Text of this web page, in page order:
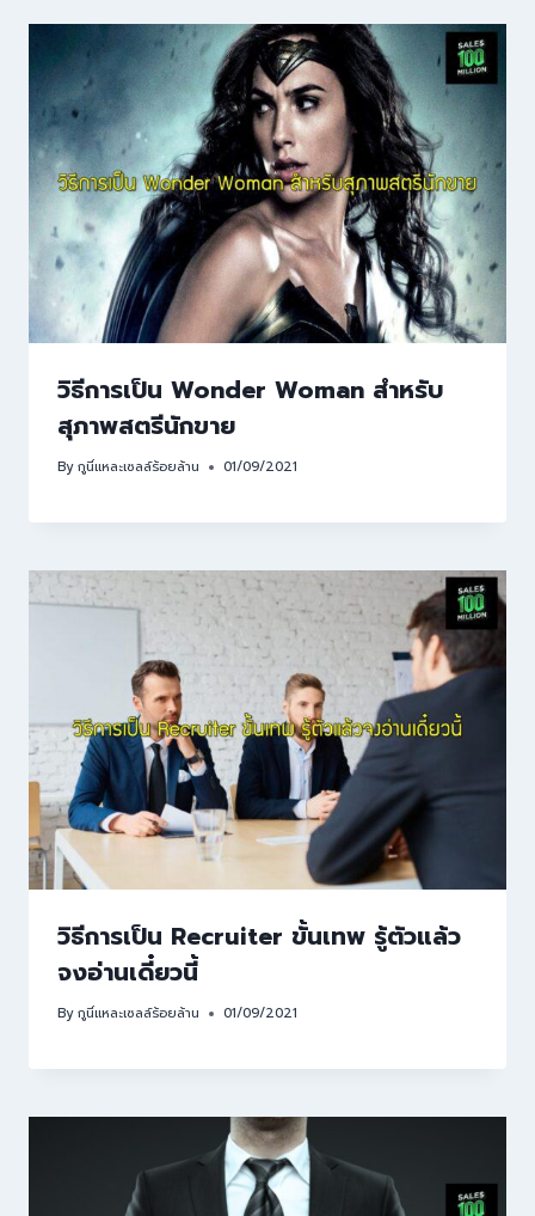
วิธีการเป็น Wonder Woman สำหรับ
สุภาพสตรีนักขาย
Byกูนี่แหละเซลล์ร้อยล้าน 01/09/2021
วิธีการเป็น Recruiter ขั้นเทพ รู้ตัวแล้ว
จงอ่านเดี๋ยวนี้
Byกูนี่แหละเซลล์ร้อยล้าน 01/09/2021